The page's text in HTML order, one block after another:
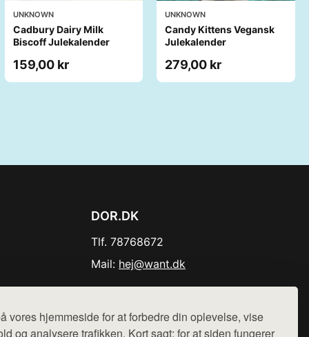
vores hjemmeside for at forbedre din oplevelse, vise
og analysere trafikken. Kort sagt: for at siden fungerer
UNKNOWN
Cadbury Dairy Milk
Biscoff Julekalender
159,00 kr
UNKNOWN
Candy Kittens Vegansk
Julekalender
279,00 kr
DOR.DK
Tlf. 78768672
Mail: hej@want.dk